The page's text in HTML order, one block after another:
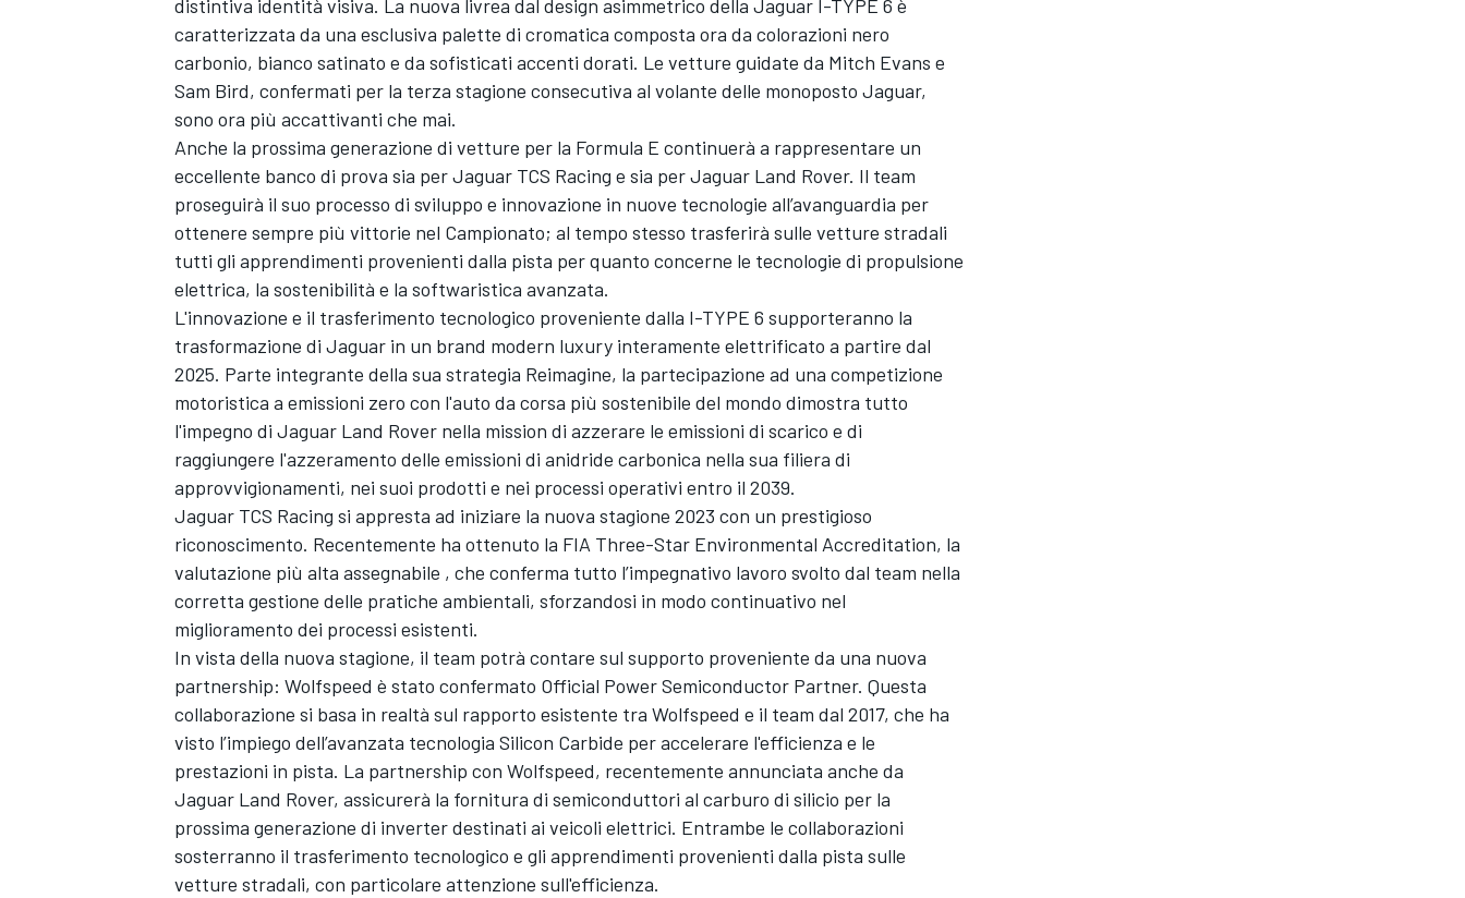
ENDURANCE/GT
distintiva identità visiva. La nuova livrea dal design asimmetrico della Jaguar I-TYPE 6 è
caratterizzata da una esclusiva palette di cromatica composta ora da colorazioni nero
carbonio, bianco satinato e da sofisticati accenti dorati. Le vetture guidate da Mitch Evans e
Sam Bird, confermati per la terza stagione consecutiva al volante delle monoposto Jaguar,
sono ora più accattivanti che mai.
Anche la prossima generazione di vetture per la Formula E continuerà a rappresentare un
eccellente banco di prova sia per Jaguar TCS Racing e sia per Jaguar Land Rover. Il team
proseguirà il suo processo di sviluppo e innovazione in nuove tecnologie all’avanguardia per
ottenere sempre più vittorie nel Campionato; al tempo stesso trasferirà sulle vetture stradali
tutti gli apprendimenti provenienti dalla pista per quanto concerne le tecnologie di propulsione
elettrica, la sostenibilità e la softwaristica avanzata.
L'innovazione e il trasferimento tecnologico proveniente dalla I-TYPE 6 supporteranno la
trasformazione di Jaguar in un brand modern luxury interamente elettrificato a partire dal
2025. Parte integrante della sua strategia Reimagine, la partecipazione ad una competizione
motoristica a emissioni zero con l'auto da corsa più sostenibile del mondo dimostra tutto
l'impegno di Jaguar Land Rover nella mission di azzerare le emissioni di scarico e di
raggiungere l'azzeramento delle emissioni di anidride carbonica nella sua filiera di
approvvigionamenti, nei suoi prodotti e nei processi operativi entro il 2039.
Jaguar TCS Racing si appresta ad iniziare la nuova stagione 2023 con un prestigioso
riconoscimento. Recentemente ha ottenuto la FIA Three-Star Environmental Accreditation, la
valutazione più alta assegnabile , che conferma tutto l’impegnativo lavoro svolto dal team nella
corretta gestione delle pratiche ambientali, sforzandosi in modo continuativo nel
miglioramento dei processi esistenti.
In vista della nuova stagione, il team potrà contare sul supporto proveniente da una nuova
partnership: Wolfspeed è stato confermato Official Power Semiconductor Partner. Questa
collaborazione si basa in realtà sul rapporto esistente tra Wolfspeed e il team dal 2017, che ha
visto l’impiego dell’avanzata tecnologia Silicon Carbide per accelerare l'efficienza e le
prestazioni in pista. La partnership con Wolfspeed, recentemente annunciata anche da
Jaguar Land Rover, assicurerà la fornitura di semiconduttori al carburo di silicio per la
prossima generazione di inverter destinati ai veicoli elettrici. Entrambe le collaborazioni
sosterranno il trasferimento tecnologico e gli apprendimenti provenienti dalla pista sulle
vetture stradali, con particolare attenzione sull'efficienza.